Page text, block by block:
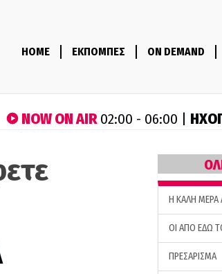
HOME ΕΚΠΟΜΠΕΣ ON DEMAND
NOW ON AIR02:00 - 06:00 |
H ΚΑΛΗ ΜΕΡΑ
ΟΙ ΑΠΟ ΕΔΩ
ΠΡΕΣΑΡΙΣΜΑ